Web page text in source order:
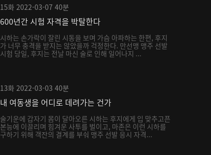
15화 2022-03-07 40분
600년간 시험 자격을 박탈한다
시하는 손가락이 잘린 시동을 보며 가슴 아파하는 한편, 후지
가 너무 충격을 받지는 않았을까 걱정한다. 만선맹 맹주 선발
시험 당일, 후지는 전날 마신 술로 인해 일어나지 ...
13화 2022-03-03 40분
내 여동생을 어디로 데려가는 건가
술기운에 갑자기 몸이 달아오른 시하는 후지에게 입 맞추고픈
본능에 이끌리며 힘겨운 사투를 벌이고, 마존은 이런 시하를
구하기 위해 객잔의 결계를 부숴 맹주 선발 응시 자격...